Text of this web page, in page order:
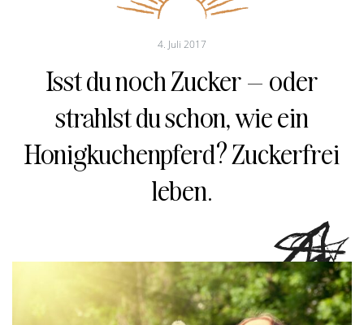
4. Juli 2017
Isst du noch Zucker – oder
strahlst du schon, wie ein
Honigkuchenpferd? Zuckerfrei
leben.